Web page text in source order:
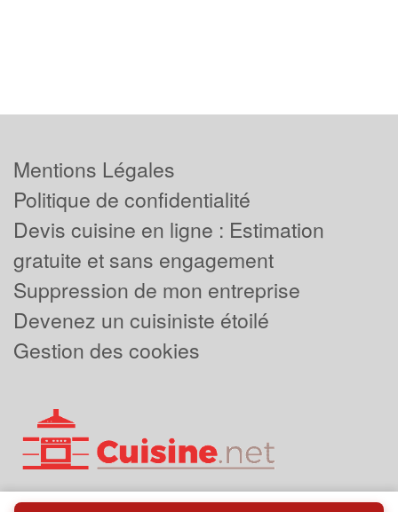
Mentions Légales
Politique de confidentialité
Devis cuisine en ligne : Estimation
gratuite et sans engagement
Suppression de mon entreprise
Devenez un cuisiniste étoilé
Gestion des cookies